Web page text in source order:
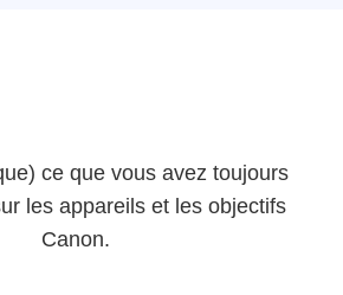
ce que vous avez toujours
les appareils et les objectifs
Canon.